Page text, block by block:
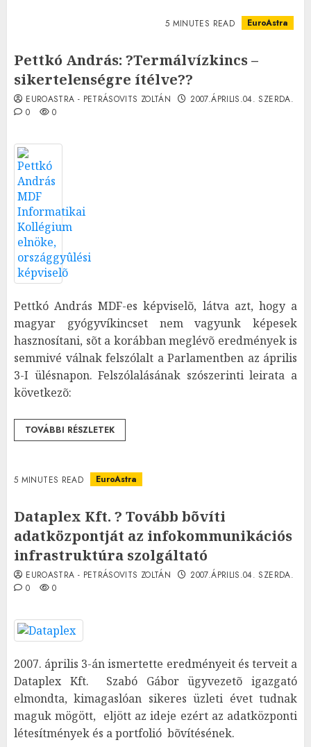
5 MINUTES READ EuroAstra
Pettkó András: ?Termálvízkincs –
sikertelenségre ítélve??
EUROASTRA - PETRÁSOVITS ZOLTÁN
2007.ÁPRILIS.04. SZERDA.
0
0
Pettkó András MDF-es képviselõ, látva azt, hogy a
magyar gyógyvíkincset nem vagyunk képesek
hasznosítani, sõt a korábban meglévõ eredmények is
semmivé válnak felszólalt a Parlamentben az április
3-I ülésnapon. Felszólalásának szószerinti leirata a
következõ:
TOVÁBBI RÉSZLETEK
5 MINUTES READ EuroAstra
Dataplex Kft. ? Tovább bõvíti
adatközpontját az infokommunikációs
infrastruktúra szolgáltató
EUROASTRA - PETRÁSOVITS ZOLTÁN
2007.ÁPRILIS.04. SZERDA.
0
0
2007. április 3-án ismertette eredményeit és terveit a
Dataplex Kft. Szabó Gábor ügyvezetõ igazgató
elmondta, kimagaslóan sikeres üzleti évet tudnak
maguk mögött, eljött az ideje ezért az adatközponti
létesítmények és a portfolió bõvítésének.